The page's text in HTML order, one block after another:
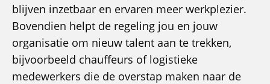
blijven inzetbaar en ervaren meer werkplezier.
Bovendien helpt de regeling jou en jouw
organisatie om nieuw talent aan te trekken,
bijvoorbeeld chauffeurs of logistieke
medewerkers die de overstap maken naar de